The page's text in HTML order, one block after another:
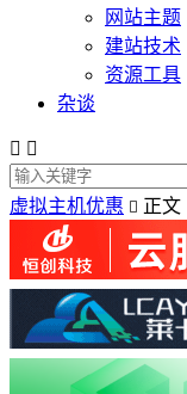
网站主题
建站技术
资源工具
杂谈
 
虚拟主机优惠  正文